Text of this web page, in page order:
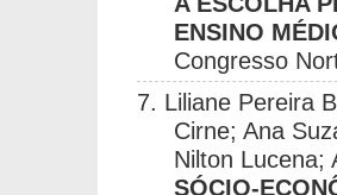
ENSINO
Congresso
7. Liliane Pereira
Cirne; Ana
Nilton Lucena;
SÓCIO-